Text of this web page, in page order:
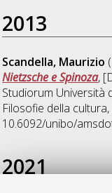
2013
Scandella, Maurizio
Nietzsche e Spinoza,
Studiorum Università
Filosofie della cultura
10.6092/unibo/
2021